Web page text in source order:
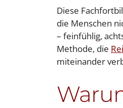
Diese
die Menschen
– feinfühlig,
Methode, die
miteinander